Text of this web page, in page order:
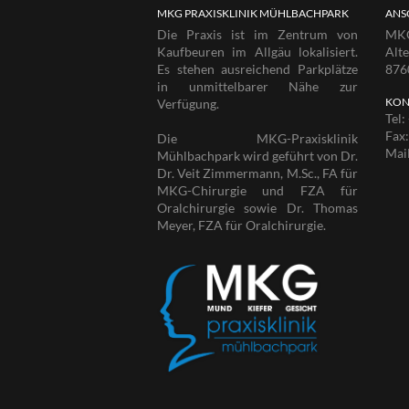
MKG PRAXISKLINIK MÜHLBACHPARK
Die Praxis ist im Zentrum von
Kaufbeuren im Allgäu lokalisiert.
Es stehen ausreichend Parkplätze
in unmittelbarer Nähe zur
Verfügung.
Die MKG-Praxisklinik
Mühlbachpark wird geführt von Dr.
Dr. Veit Zimmermann, M.Sc., FA für
MKG-Chirurgie und FZA für
Oralchirurgie sowie Dr. Thomas
Meyer, FZA für Oralchirurgie.
Tel:
Fax: